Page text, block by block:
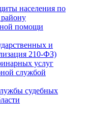
населения по
помощи
и
210-ФЗ)
услуг
службой
судебных